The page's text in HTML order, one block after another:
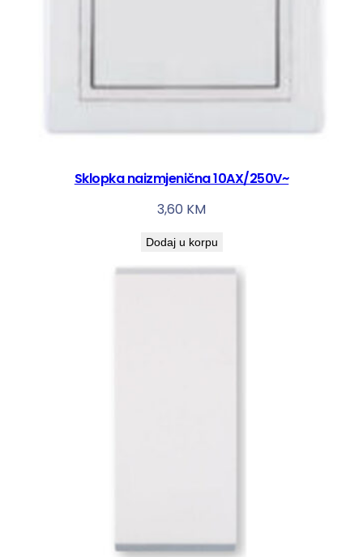
Sklopka naizmjenična 10AX/250V~
3,60 KM
Dodaj u korpu